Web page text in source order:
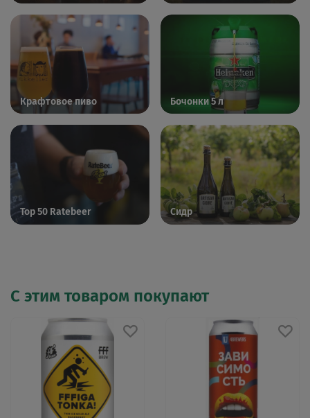
Крафтовое пиво Бочонки 5 л
Top 50 Ratebeer Сидр
С этим товаром покупают